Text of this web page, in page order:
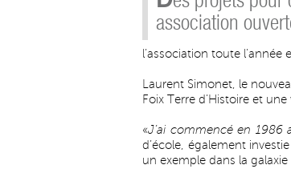
association
l’association toute l’année
Laurent Simonet, le
Foix Terre d’Histoire et
«J’ai commencé en 1986
d’école, également
un exemple dans la